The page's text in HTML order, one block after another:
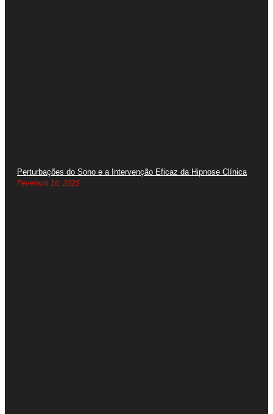
Perturbações do Sono e a Intervenção Eficaz da Hipnose Clínica
Fevereiro 16, 2025